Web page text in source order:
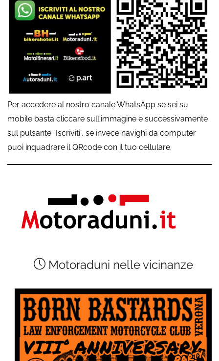
Per accedere al nostro canale WhatsApp se sei su
mobile basta cliccare sull'immagine e successivamente
sul pulsante “Iscriviti”, se invece navighi da computer
puoi inquadrare il QRcode con il tuo cellulare.
Motoraduni nelle vicinanze